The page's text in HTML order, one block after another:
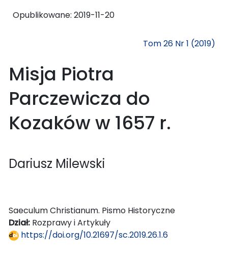
Opublikowane: 2019-11-20
Tom 26 Nr 1 (2019)
Misja Piotra
Parczewicza do
Kozaków w 1657 r.
Dariusz Milewski
Saeculum Christianum. Pismo Historyczne
Dział: Rozprawy i Artykuły
https://doi.org/10.21697/sc.2019.26.1.6